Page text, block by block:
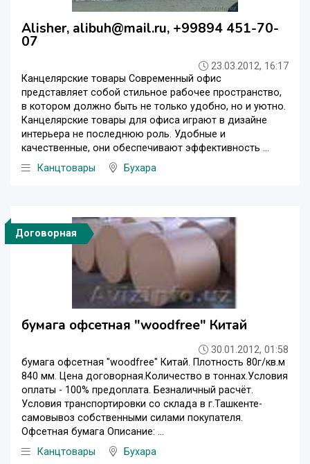
Alisher, alibuh@mail.ru, +99894 451-70-
07
23.03.2012, 16:17
Канцелярские товары Современный офис
представляет собой стильное рабочее пространство,
в котором должно быть не только удобно, но и уютно.
Канцелярские товары для офиса играют в дизайне
интерьера не последнюю роль. Удобные и
качественные, они обеспечивают эффективность ...
Канцтовары
Бухара
Договорная
бумага офсетная "woodfree" Китай
30.01.2012, 01:58
бумага офсетная "woodfree" Китай. Плотность 80г/кв.м
840 мм. Цена договорная.Количество в тоннах.Условия
оплаты - 100% предоплата. Безналичный расчёт.
Условия транспортировки со склада в г.Ташкенте-
самовывоз собственными силами покупателя.
Офсетная бумага Описание: ...
Канцтовары
Бухара